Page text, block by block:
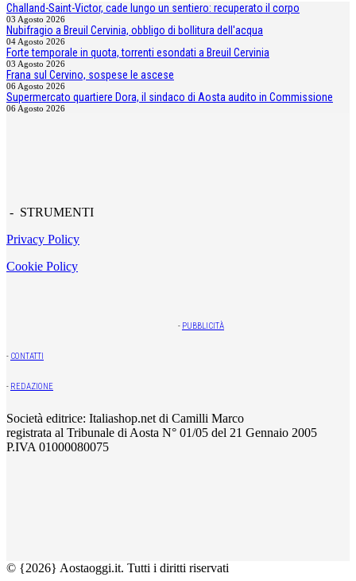
Challand-Saint-Victor, cade lungo un sentiero: recuperato il corpo
03 Agosto 2026
Nubifragio a Breuil Cervinia, obbligo di bollitura dell'acqua
04 Agosto 2026
Forte temporale in quota, torrenti esondati a Breuil Cervinia
03 Agosto 2026
Frana sul Cervino, sospese le ascese
06 Agosto 2026
Supermercato quartiere Dora, il sindaco di Aosta audito in Commissione
06 Agosto 2026
- STRUMENTI
Privacy Policy
Cookie Policy
- PUBBLICITÀ
- CONTATTI
- REDAZIONE
Società editrice: Italiashop.net di Camilli Marco
registrata al Tribunale di Aosta N° 01/05 del 21 Gennaio 2005
P.IVA 01000080075
© {2026} Aostaoggi.it. Tutti i diritti riservati